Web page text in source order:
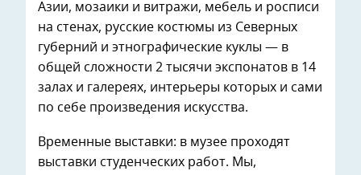
Азии, мозаики и витражи, мебель и росписи
на стенах, русские костюмы из Северных
губерний и этнографические куклы — в
общей сложности 2 тысячи экспонатов в 14
залах и галереях, интерьеры которых и сами
по себе произведения искусства.
Временные выставки: в музее проходят
выставки студенческих работ. Мы,